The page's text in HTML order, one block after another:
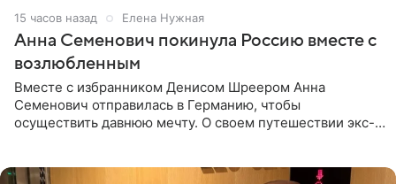
15 часов назад Елена Нужная
Анна Семенович покинула Россию вместе с
возлюбленным
Вместе с избранником Денисом Шреером Анна
Семенович отправилась в Германию, чтобы
осуществить давнюю мечту. О своем путешествии экс-